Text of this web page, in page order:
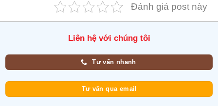
Đánh giá post này
Liên hệ với chúng tôi
Tư vấn nhanh
Tư vấn qua email